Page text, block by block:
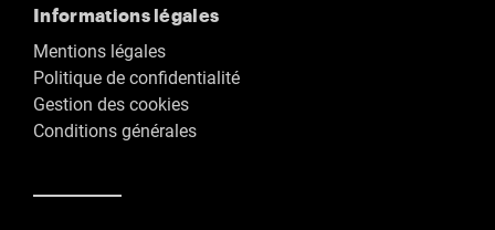
Informations légales
Mentions légales
Politique de confidentialité
Gestion des cookies
Conditions générales